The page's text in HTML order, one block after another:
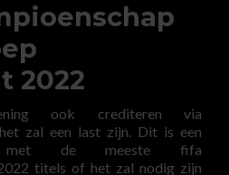
2022
ook crediteren via
zal een last zijn. Dit is een
met de meeste fifa
titels of het zal nodig zijn